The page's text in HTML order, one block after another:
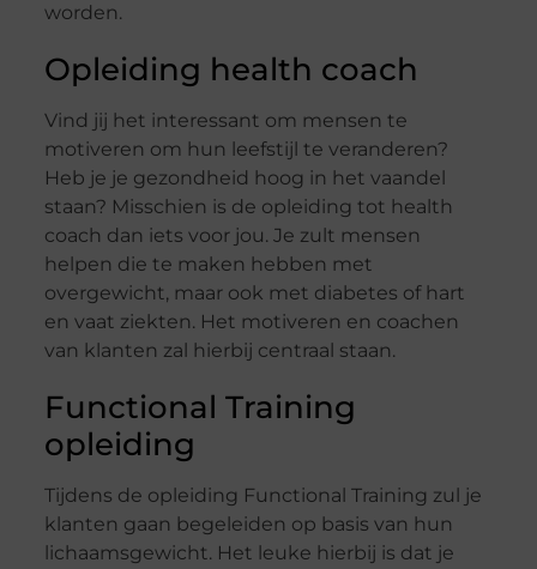
worden.
Opleiding health coach
Vind jij het interessant om mensen te
motiveren om hun leefstijl te veranderen?
Heb je je gezondheid hoog in het vaandel
staan? Misschien is de opleiding tot health
coach dan iets voor jou. Je zult mensen
helpen die te maken hebben met
overgewicht, maar ook met diabetes of hart
en vaat ziekten. Het motiveren en coachen
van klanten zal hierbij centraal staan.
Functional Training
opleiding
Tijdens de opleiding Functional Training zul je
klanten gaan begeleiden op basis van hun
lichaamsgewicht. Het leuke hierbij is dat je